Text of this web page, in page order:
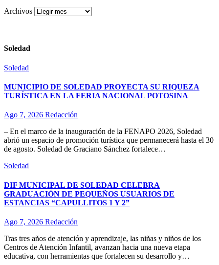
Archivos
Soledad
Soledad
MUNICIPIO DE SOLEDAD PROYECTA SU RIQUEZA
TURÍSTICA EN LA FERIA NACIONAL POTOSINA
Ago 7, 2026 Redacción
– En el marco de la inauguración de la FENAPO 2026, Soledad
abrió un espacio de promoción turística que permanecerá hasta el 30
de agosto. Soledad de Graciano Sánchez fortalece…
Soledad
DIF MUNICIPAL DE SOLEDAD CELEBRA
GRADUACIÓN DE PEQUEÑOS USUARIOS DE
ESTANCIAS “CAPULLITOS 1 Y 2”
Ago 7, 2026 Redacción
Tras tres años de atención y aprendizaje, las niñas y niños de los
Centros de Atención Infantil, avanzan hacia una nueva etapa
educativa, con herramientas que fortalecen su desarrollo y…